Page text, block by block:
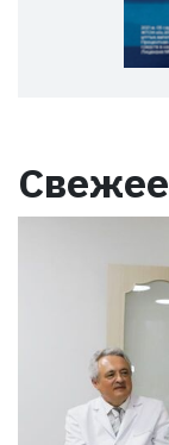
Свежее